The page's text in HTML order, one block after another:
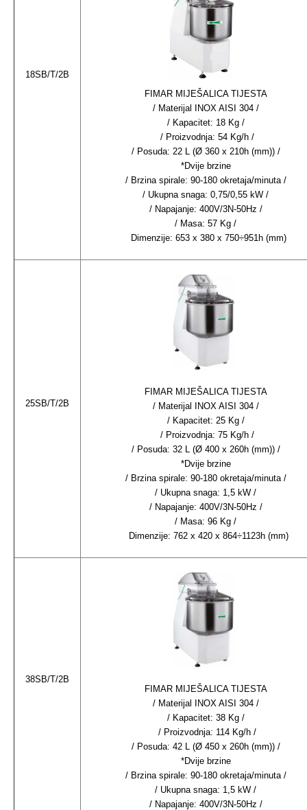
18SB/T/2B
FIMAR MIJEŠALICA TIJESTA
/ Materijal INOX AISI 304 /
/ Kapacitet: 18 Kg /
/ Proizvodnja: 54 Kg/h /
/ Posuda: 22 L (Ø 360 x 210h (mm)) /
*Dvije brzine
/ Brzina spirale: 90-180 okretaja/minuta /
/ Ukupna snaga: 0,75/0,55 kW /
/ Napajanje: 400V/3N-50Hz /
/ Masa: 57 Kg /
Dimenzije: 653 x 380 x 750÷951h (mm)
25SB/T/2B
FIMAR MIJEŠALICA TIJESTA
/ Materijal INOX AISI 304 /
/ Kapacitet: 25 Kg /
/ Proizvodnja: 75 Kg/h /
/ Posuda: 32 L (Ø 400 x 260h (mm)) /
*Dvije brzine
/ Brzina spirale: 90-180 okretaja/minuta /
/ Ukupna snaga: 1,5 kW /
/ Napajanje: 400V/3N-50Hz /
/ Masa: 96 Kg /
Dimenzije: 762 x 420 x 864÷1123h (mm)
38SB/T/2B
FIMAR MIJEŠALICA TIJESTA
/ Materijal INOX AISI 304 /
/ Kapacitet: 38 Kg /
/ Proizvodnja: 114 Kg/h /
/ Posuda: 42 L (Ø 450 x 260h (mm)) /
*Dvije brzine
/ Brzina spirale: 90-180 okretaja/minuta /
/ Ukupna snaga: 1,5 kW /
/ Napajanje: 400V/3N-50Hz /